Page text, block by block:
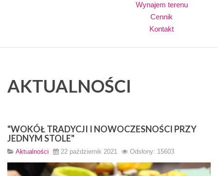
Wynajem terenu
Cennik
Kontakt
AKTUALNOŚCI
"WOKÓŁ TRADYCJI I NOWOCZESNOŚCI PRZY
JEDNYM STOLE"
Aktualności 22 październik 2021 Odsłony: 15603